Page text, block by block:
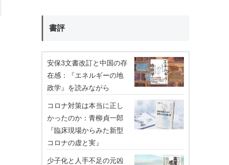
書評
安保3文書改訂と中国の存
在感：『エネルギーの地
政学』を読みながら
コロナ対策は本当に正し
かったのか：青柳貞一郎
『臨床現場からみた新型
コロナの虚と実』
少子化と人手不足の元凶